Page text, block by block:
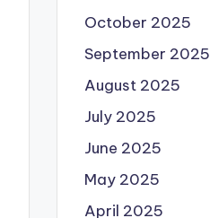
October 2025
September 2025
August 2025
July 2025
June 2025
May 2025
April 2025